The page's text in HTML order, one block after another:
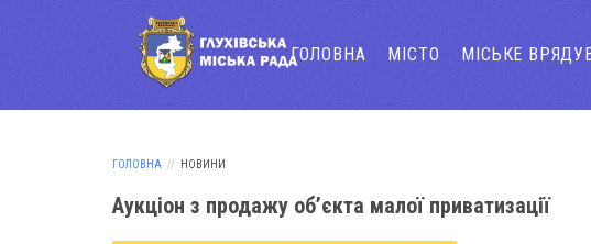
ГОЛОВНА МІСТО МІСЬКЕ
ГОЛОВНА НОВИНИ
Аукціон з продажу об’єкта малої приватизації